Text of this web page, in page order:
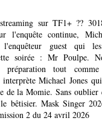
sur TF1+ ??
l'enquête continue,
guest qui
soirée : Mr Poulpe.
préparation tout
Michael Jones
de la Momie. Sans oublier
bêtisier. Mask Singer
2 du 24 avril 2026